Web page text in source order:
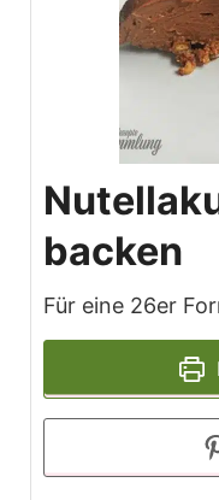
backen
Für eine 26er